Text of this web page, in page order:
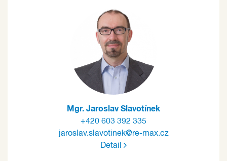
Mgr. Jaroslav Slavotínek
+420 603 392 335
jaroslav.slavotinek@re-max.cz
Detail